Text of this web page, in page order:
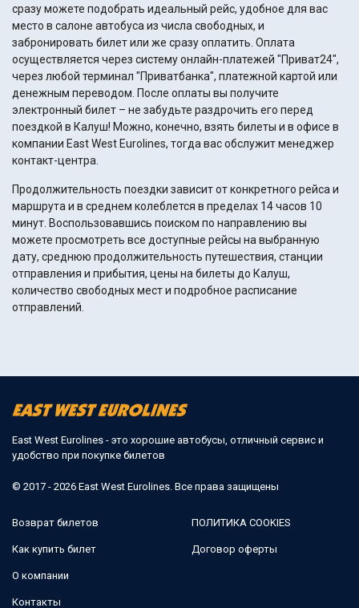
сразу можете подобрать идеальный рейс, удобное для вас
место в салоне автобуса из числа свободных, и
забронировать билет или же сразу оплатить. Оплата
осуществляется через систему онлайн-платежей "Приват24",
через любой терминал "Приватбанка", платежной картой или
денежным переводом. После оплаты вы получите
электронный билет – не забудьте раздрочить его перед
поездкой в Калуш! Можно, конечно, взять билеты и в офисе в
компании East West Eurolines, тогда вас обслужит менеджер
контакт-центра.
Продолжительность поездки зависит от конкретного рейса и
маршрута и в среднем колеблется в пределах 14 часов 10
минут. Воспользовавшись поиском по направлению вы
можете просмотреть все доступные рейсы на выбранную
дату, среднюю продолжительность путешествия, станции
отправления и прибытия, цены на билеты до Калуш,
количество свободных мест и подробное расписание
отправлений.
East West Eurolines - это хорошие автобусы, отличный сервис и
удобство при покупке билетов
© 2017 - 2026 East West Eurolines. Все права защищены
Возврат билетов
Как купить билет
О компании
Контакты
ПОЛИТИКА COOKIES
Договор оферты